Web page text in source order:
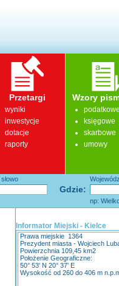
Przetargi
wyniki
inwestycje
dotacje
raporty
Wzory
księgowe
skarbowe
umowy
Gdzie:
np:
Informator Miejski - Kielce
Prawa miejskie 1364
Prezydent miasta - Wojciech
Powierzchnia 109,45 km2
Położenie Geograficzne:
50° 53' N 20° 37' E
Wysokość od 260 do 406 m